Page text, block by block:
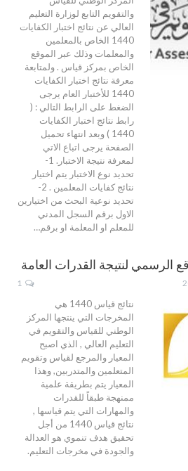
والتقويم التابع لوزارة التعليم
العالي عن نتائج اختبار الكفايات
1440 الخاص بالمعلمين
والمعلمات وذلك عبر الموقع
الخاص بمركز قياس . ولمتابعة
معرفة نتائج اختبار الكفايات
1440 للأختبار العام يرجى
الضغط على الرابط التالي : (
رابط نتائج اختبار الكفايات
1440 ) وبعد انتهاء تحميل
الصفحة يرجى اتباع الاتي
لمعرفة نتيجة الاختبار. 1-
تحديد نوع الاختبار يتم اختيار
نتائج كفايات المعلمين . 2-
تحديد نوعية البحث من اختيارين
الاول برقم السجل المدني
للمعلم او المعلمة او برقم…
نتائج قياس 1440 هي
المخرجات التي ينتجها المركز
الوطني للقياس والتقويم في
التعليم العالي , الذي اصبح
المعيار والمرجع لقياس وتقويم
المتعلمين والمتدربين, وهذا
المعيار يتم بطريقة علمية
ممنهجة طبقاً للقدرات
والمهارات التي يتم قياسها ,
نتائج قياس 1440 من أجل
تحقيق هدف تنموي هو العدالة
والجودة في مخرجات التعليم.